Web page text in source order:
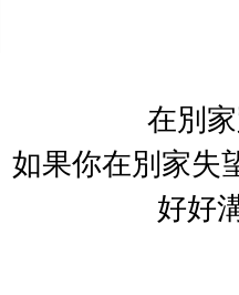
在別
如果你在別家失
好好